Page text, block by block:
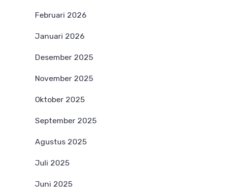
Februari 2026
Januari 2026
Desember 2025
November 2025
Oktober 2025
September 2025
Agustus 2025
Juli 2025
Juni 2025